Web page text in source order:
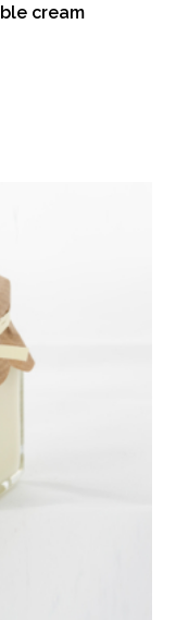
cream